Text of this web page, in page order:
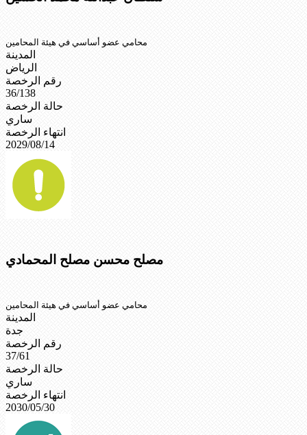
محامي عضو أساسي في هيئة المحامين
المدينة
الرياض
رقم الرخصة
36/138
حالة الرخصة
ساري
انتهاء الرخصة
2029/08/14
مصلح محسن مصلح المحمادي
محامي عضو أساسي في هيئة المحامين
المدينة
جدة
رقم الرخصة
37/61
حالة الرخصة
ساري
انتهاء الرخصة
2030/05/30